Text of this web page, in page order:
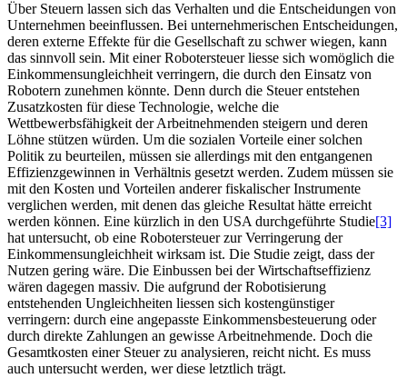
Über Steuern lassen sich das Verhalten und die Entscheidungen von
Unternehmen beeinflussen. Bei unternehmerischen Entscheidungen,
deren externe Effekte für die Gesellschaft zu schwer wiegen, kann
das sinnvoll sein. Mit einer Robotersteuer liesse sich womöglich die
Einkommensungleichheit verringern, die durch den Einsatz von
Robotern zunehmen könnte. Denn durch die Steuer entstehen
Zusatzkosten für diese Technologie, welche die
Wettbewerbsfähigkeit der Arbeitnehmenden steigern und deren
Löhne stützen würden. Um die sozialen Vorteile einer solchen
Politik zu beurteilen, müssen sie allerdings mit den entgangenen
Effizienzgewinnen in Verhältnis gesetzt werden. Zudem müssen sie
mit den Kosten und Vorteilen anderer fiskalischer Instrumente
verglichen werden, mit denen das gleiche Resultat hätte erreicht
werden können. Eine kürzlich in den USA durchgeführte Studie[3]
hat untersucht, ob eine Robotersteuer zur Verringerung der
Einkommensungleichheit wirksam ist. Die Studie zeigt, dass der
Nutzen gering wäre. Die Einbussen bei der Wirtschaftseffizienz
wären dagegen massiv. Die aufgrund der Robotisierung
entstehenden Ungleichheiten liessen sich kostengünstiger
verringern: durch eine angepasste Einkommensbesteuerung oder
durch direkte Zahlungen an gewisse Arbeitnehmende. Doch die
Gesamtkosten einer Steuer zu analysieren, reicht nicht. Es muss
auch untersucht werden, wer diese letztlich trägt.